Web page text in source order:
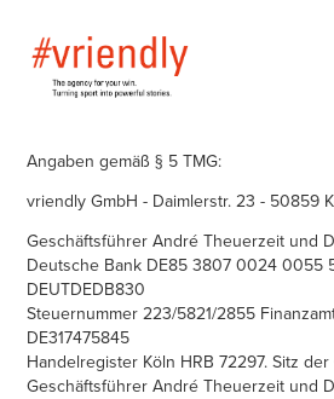
Angaben gemäß § 5 TMG:
vriendly GmbH - Daimlerstr. 23 - 50859
Geschäftsführer André Theuerzeit und
Deutsche Bank DE85 3807 0024 0055
DEUTDEDB830
Steuernummer 223/5821/2855
DE317475845
Handelregister Köln HRB 72297. Sitz
Geschäftsführer André Theuerzeit und